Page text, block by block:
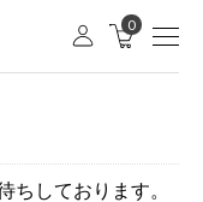
0
ちしております。